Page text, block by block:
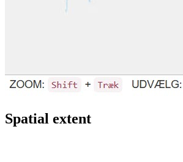
Spatial extent